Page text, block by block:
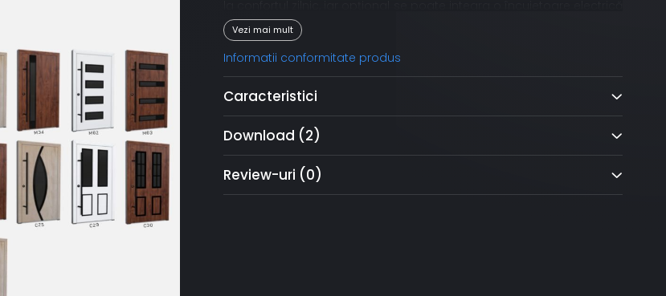
cu funcție zi/noapte. Ușa este compatibilă cu mânere premium,
pentru interior și exterior. Produsă în UE pe o linie automatizată de
garanția calității oferite de Turenwerke.
Vezi mai mult
Informatii conformitate produs
Caracteristici
Download (2)
Review-uri (0)